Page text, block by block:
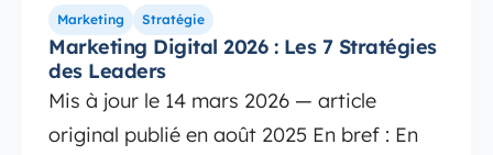
Marketing Stratégie
Marketing Digital 2026 : Les 7 Stratégies
des Leaders
Mis à jour le 14 mars 2026 — article
original publié en août 2025 En bref : En